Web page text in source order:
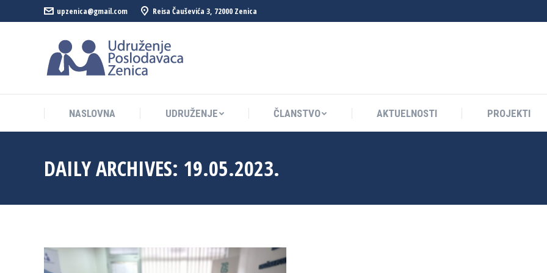
upzenica@gmail.com Reisa Čauševića 3, 72000 Zenica
NASLOVNA UDRUŽENJE ČLANSTVO AKTUELNOSTI PROJEKTI
DAILY ARCHIVES: 19.05.2023.
NASLOVNA UDRUŽENJE ČLANSTVO AKTUELNOSTI PROJEKTI